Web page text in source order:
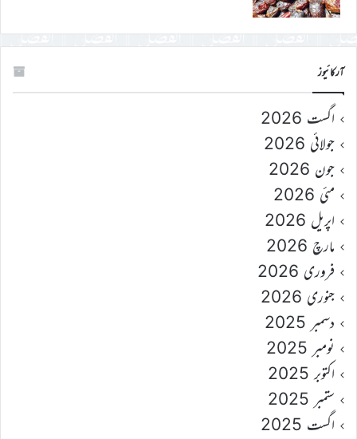
آرکائیوز
اگست 2026
جولائی 2026
جون 2026
مئی 2026
اپریل 2026
مارچ 2026
فروری 2026
جنوری 2026
دسمبر 2025
نومبر 2025
اکتوبر 2025
ستمبر 2025
اگست 2025